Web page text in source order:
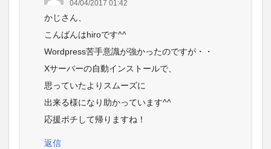
04/04/2017 01:42
かじさん、
こんばんはhiroです^^
Wordpress苦手意識が強かったのですが・・
Xサーバーの自動インストールで、
思っていたよりスムーズに
出来る様になり助かっています^^
応援ポチして帰りますね！
返信